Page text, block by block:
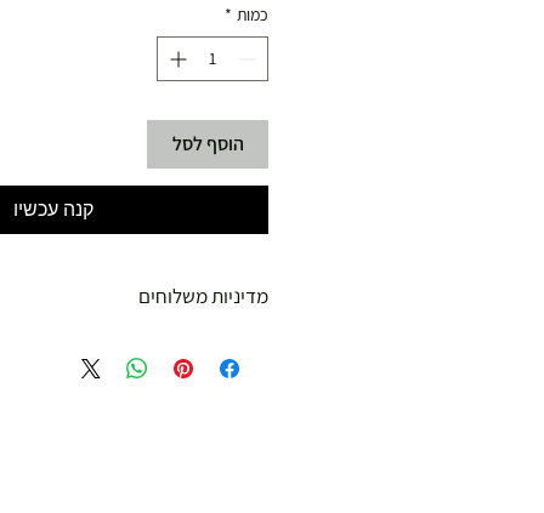
כמות *
הוסף לסל
קנה עכשיו
מדיניות משלוחים